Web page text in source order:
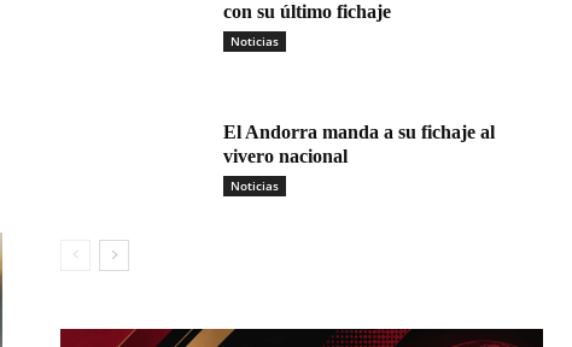
con su último fichaje
Noticias
El Andorra manda a su fichaje al
vivero nacional
Noticias